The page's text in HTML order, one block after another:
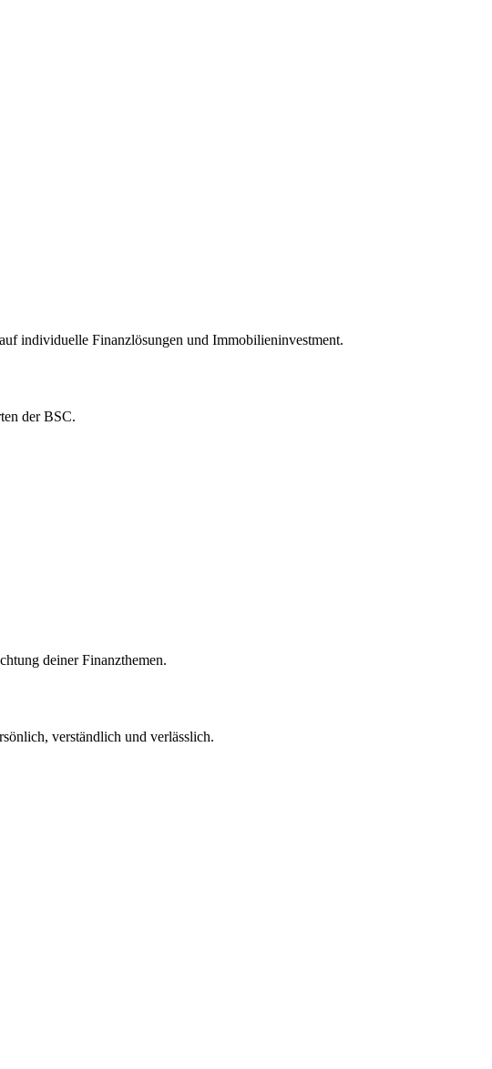
der BSC.
deiner Finanzthemen.
verständlich und verlässlich.